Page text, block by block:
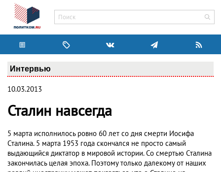
Интервью
10.03.2013
Сталин навсегда
5 марта исполнилось ровно 60 лет со дня смерти Иосифа
Сталина. 5 марта 1953 года скончался не просто самый
выдающийся диктатор в мировой истории. Со смертью Сталина
закончилась целая эпоха. Поэтому только далекому от наших